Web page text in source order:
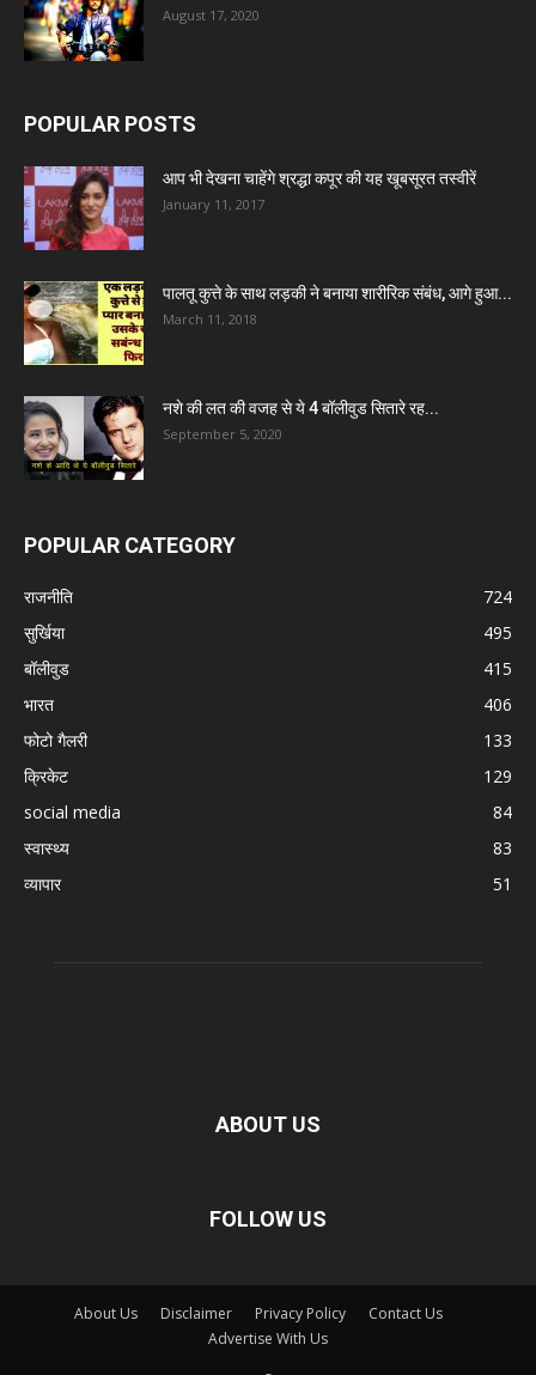
August 17, 2020
POPULAR POSTS
आप भी देखना चाहेंगे श्रद्धा कपूर की यह खूबसूरत तस्वीरें
January 11, 2017
पालतू कुत्ते के साथ लड़की ने बनाया शारीरिक संबंध, आगे हुआ...
March 11, 2018
नशे की लत की वजह से ये 4 बॉलीवुड सितारे रह...
September 5, 2020
POPULAR CATEGORY
राजनीति
724
सुर्खिया
495
बॉलीवुड
415
भारत
406
फोटो गैलरी
133
क्रिकेट
129
social media
84
स्वास्थ्य
83
व्यापार
51
ABOUT US
FOLLOW US
About Us Disclaimer Privacy Policy
Contact Us
Advertise With Us